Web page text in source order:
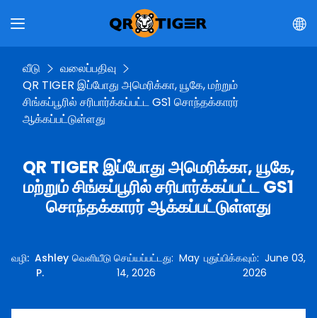
வீடு
வலைப்பதிவு
QR TIGER இப்போது அமெரிக்கா, யூகே, மற்றும்
சிங்கப்பூரில் சரிபார்க்கப்பட்ட GS1 சொந்தக்காரர்
ஆக்கப்பட்டுள்ளது
QR TIGER இப்போது அமெரிக்கா, யூகே,
மற்றும் சிங்கப்பூரில் சரிபார்க்கப்பட்ட GS1
சொந்தக்காரர் ஆக்கப்பட்டுள்ளது
வழி: Ashley
P.
வெளியீடு செய்யப்பட்டது:May
14, 2026
புதுப்பிக்கவும்: June 03,
2026